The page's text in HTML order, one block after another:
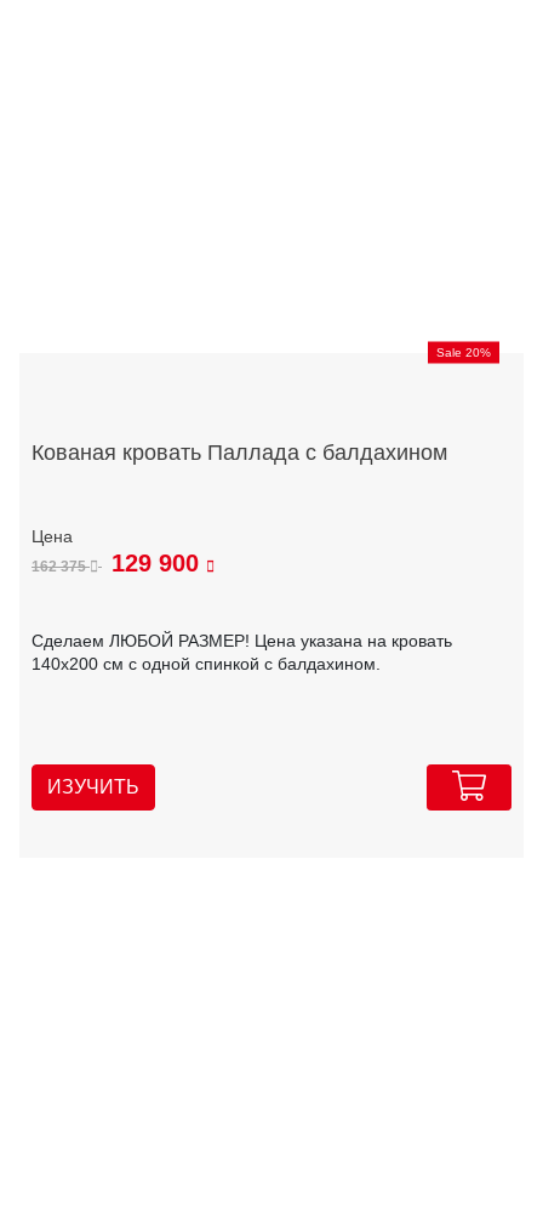
Sale 20%
Кованая кровать Паллада с балдахином
162 375 129 900
Сделаем ЛЮБОЙ РАЗМЕР! Цена указана на кровать
140х200 см с одной спинкой с балдахином.
ИЗУЧИТЬ